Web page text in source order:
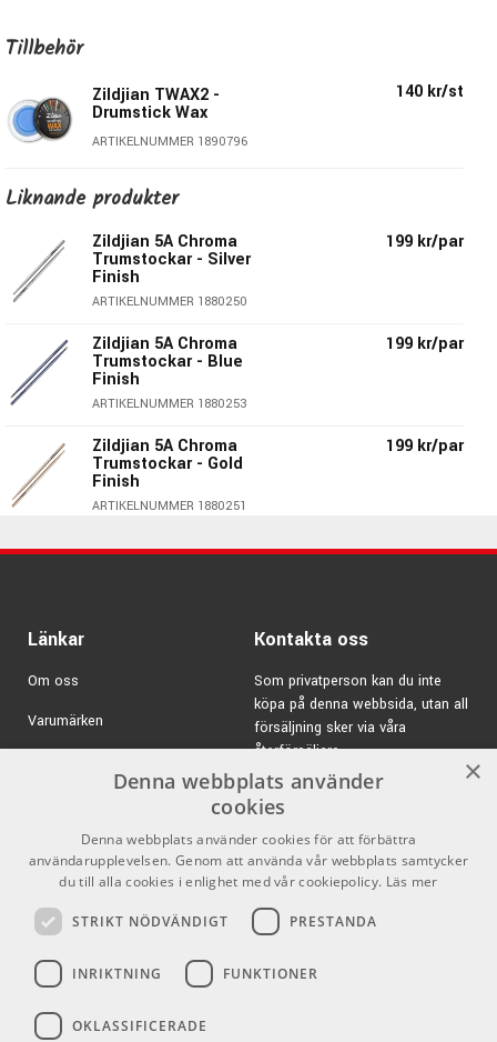
Finish:
Längd:406,4mm
Material
Material Druva:
Taper:Medium
Modellbeteckning:Z5ACP
Pris per par
Zildjian - Inte bara cymbaler!
Zildjian är inte bara världens största cymbalstillverkare utan
med otroligt noggrannhet.
modeller som är helt unika för Zildjian.
Märket är en storfavorit bland trumslagare världen över,
Tillbehör
Zildjian TWAX2 -
Drumstick Wax
ARTIKELNUMMER 1890796
140 kr/st
Liknande produkter
Zildjian 5A Chroma
Trumstockar - Silver
Finish
ARTIKELNUMMER 1880250
199 kr/par
Zildjian 5A Chroma
Trumstockar - Blue
Finish
ARTIKELNUMMER 1880253
199 kr/par
Zildjian 5A Chroma
Trumstockar - Gold
Finish
ARTIKELNUMMER 1880251
199 kr/par
Länkar
Om oss
Varumärken
Försäljningsvillkor
Inlogg för återförsäljare
Kontakta oss
Som privatperson kan du inte
köpa på denna webbsida, utan all
försäljning sker via våra
återförsäljare.
E-post:info@emnordic.se
×
Denna webbplats använder
cookies
Denna webbplats använder cookies för att förbättra
användarupplevelsen. Genom att använda vår webbplats samtycker
du till alla cookies i enlighet med vår cookiepolicy. Läs mer
STRIKT NÖDVÄNDIGT PRESTANDA
INRIKTNING FUNKTIONER
OKLASSIFICERADE